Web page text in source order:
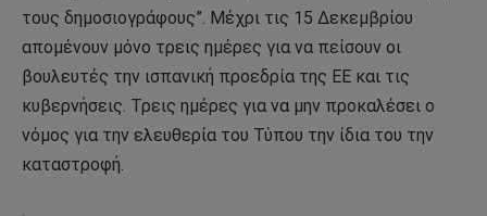
τους δημοσιογράφους”. Μέχρι τις 15 Δεκεμβρίου
απομένουν μόνο τρεις ημέρες για να πείσουν οι
βουλευτές την ισπανική προεδρία της ΕΕ και τις
κυβερνήσεις. Τρεις ημέρες για να μην προκαλέσει ο
νόμος για την ελευθερία του Τύπου την ίδια του την
καταστροφή.